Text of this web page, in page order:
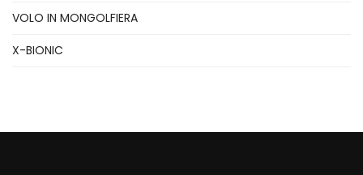
VOLO IN MONGOLFIERA
X-BIONIC